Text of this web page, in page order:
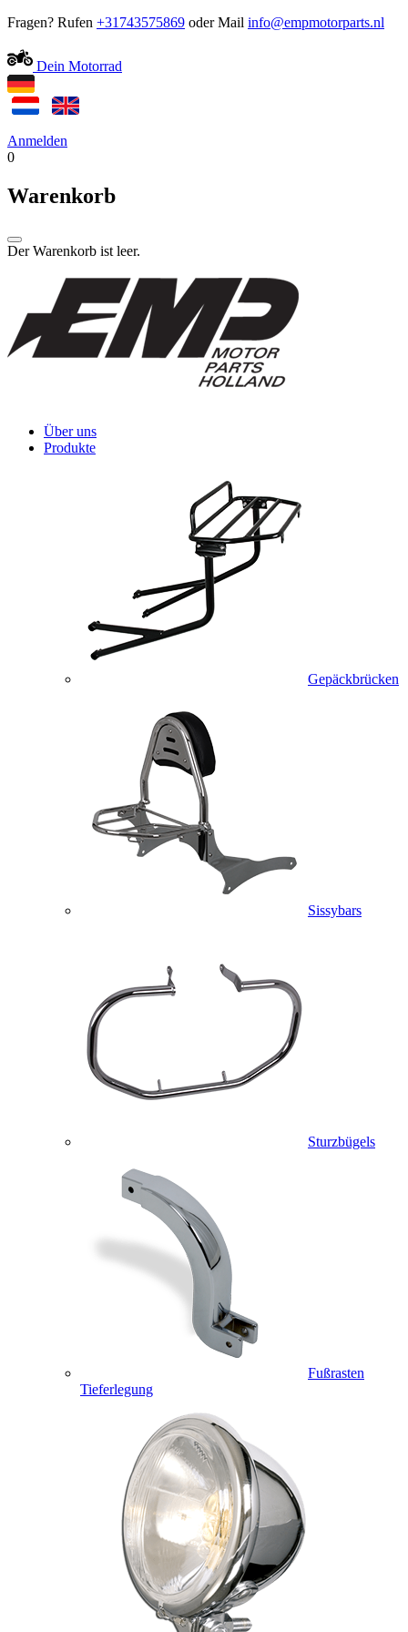
Fragen? Rufen +31743575869 oder Mail
Dein Motorrad
Anmelden
0
Warenkorb
Der Warenkorb ist leer.
Über uns
Produkte
Gepäckbrücken
Sissybars
Sturzbügels
Fußrasten
Tieferlegung